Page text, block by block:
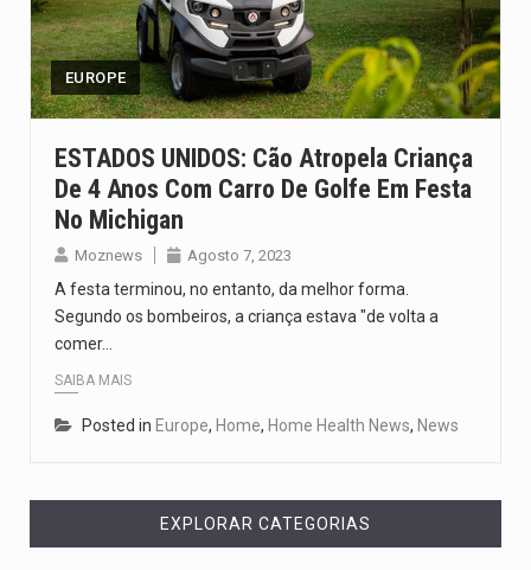
O pagamento marca o desfecho de um dos processos mais…
O programa, cuja implementação está prevista entre abril de 2026…
O Departamento de Estado norte-americano confirmou que cidadãos dos Estados…
EUROPE
ESTADOS UNIDOS: Cão Atropela Criança
De 4 Anos Com Carro De Golfe Em Festa
No Michigan
Moznews Agosto 7, 2023
A festa terminou, no entanto, da melhor forma.
Segundo os bombeiros, a criança estava "de volta a
comer…
SAIBA MAIS
Posted in Europe, Home, Home Health News, News
EXPLORAR CATEGORIAS